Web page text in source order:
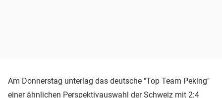
Am Donnerstag unterlag das deutsche "Top Team Peking"
einer ähnlichen Perspektivauswahl der Schweiz mit 2:4